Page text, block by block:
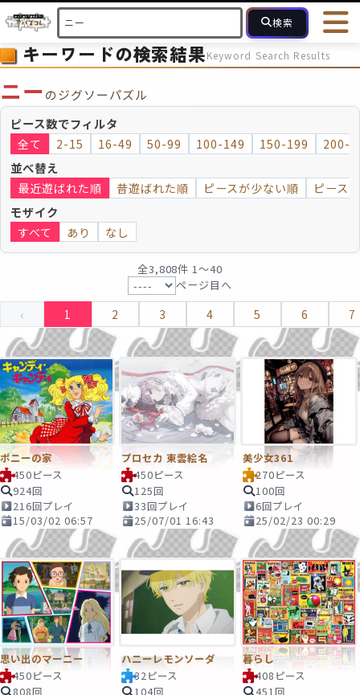
検索
HOME 会員登録
ログイン
最近投稿され
ピース数 2～15 16～49 50～99 100
モザイク モザイクのみ
キーワードの検索結果Keyword Search Results
ニー のジグソーパズル
ピース数でフィルタ
全て 2-15 16-49 50-99 100-149 150-199 200-
並べ替え
最近遊ばれた順 昔遊ばれた順 ピースが少ない順 ピース
モザイク
すべて あり なし
全3,808件 1〜40
ページ目へ
‹ 1 2 3 4 5 6 7
ポニーの家
450ピース
924回
216回プレイ
15/03/02 06:57
プロセカ 東雲絵名
450ピース
125回
33回プレイ
25/07/01 16:43
美少女361
270ピース
100回
6回プレイ
25/02/23 00:29
思い出のマーニー
450ピース
808回
ハニーレモンソーダ
32ピース
104回
暮らし
408ピース
451回